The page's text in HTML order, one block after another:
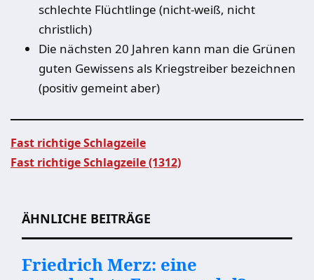
schlechte Flüchtlinge (nicht-weiß, nicht
christlich)
Die nächsten 20 Jahren kann man die Grünen
guten Gewissens als Kriegstreiber bezeichnen
(positiv gemeint aber)
Fast richtige Schlagzeile
Fast richtige Schlagzeile (1312)
ÄHNLICHE BEITRÄGE
Friedrich Merz: eine